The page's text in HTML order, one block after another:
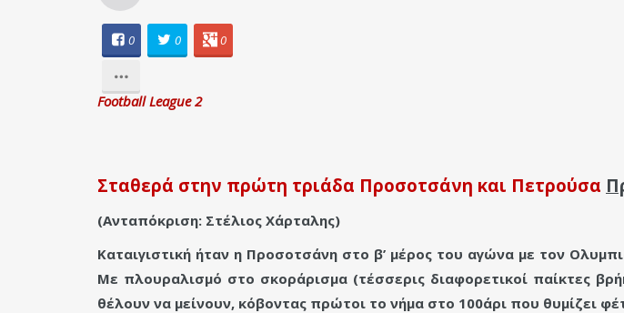
0 0 0
Football League 2
Σταθερά στην πρώτη τριάδα Προσοτσάνη και Πετρούσα
(Ανταπόκριση: Στέλιος Χάρταλης)
Καταιγιστική ήταν η Προσοτσάνη στο β’ μέρος του αγώνα με τον
Με πλουραλισμό στο σκοράρισμα (τέσσερις διαφορετικοί παίκτες
θέλουν να μείνουν, κόβοντας πρώτοι το νήμα στο 100άρι που θυμίζει